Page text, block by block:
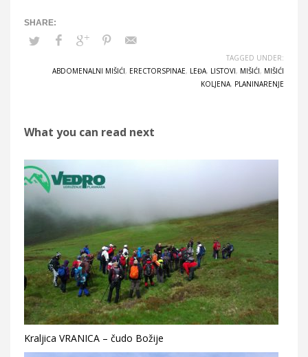
TAGGED UNDER:
ABDOMENALNI MIŠIĆI, ERECTORSPINAE, LEĐA, LISTOVI, MIŠIĆI, MIŠIĆI
KOLJENA, PLANINARENJE
What you can read next
Kraljica VRANICA – čudo Božije